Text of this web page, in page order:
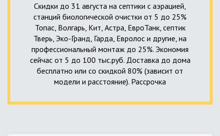
Скидки до 31 августа на септики с аэрацией,
станций биологической очистки от 5 до 25%
Топас, Волгарь, Кит, Астра, ЕвроТанк, септик
Тверь, Эко-Гранд, Гарда, Евролос и другие, на
профессиональный монтаж до 25%. Экономия
сейчас от 5 до 100 тыс.руб. Доставка до дома
бесплатно или со скидкой 80% (зависит от
модели и расстояние). Рассрочка